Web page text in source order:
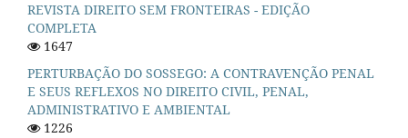
REVISTA DIREITO SEM FRONTEIRAS - EDIÇÃO
COMPLETA
1647
PERTURBAÇÃO DO SOSSEGO: A CONTRAVENÇÃO PENAL
E SEUS REFLEXOS NO DIREITO CIVIL, PENAL,
ADMINISTRATIVO E AMBIENTAL
1226